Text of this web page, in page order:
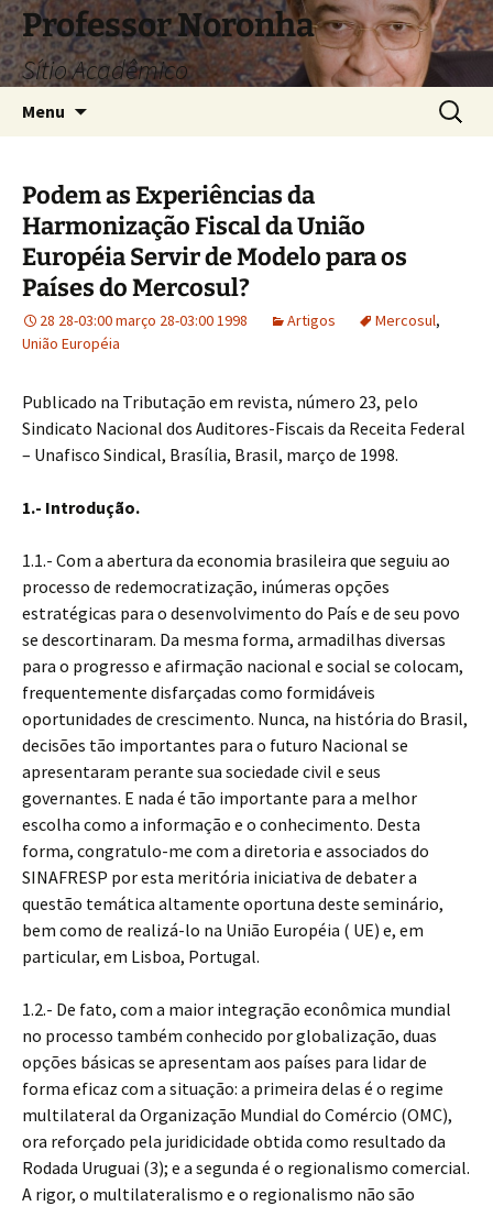
Pular
para
o
conteúdo
Professor Noronha
Sítio Acadêmico
Menu
por:
Podem as Experiências da
Harmonização Fiscal da União
Européia Servir de Modelo para os
Países do Mercosul?
28 28-03:00 março 28-03:00 1998 Artigos Mercosul,
União Européia
Publicado na Tributação em revista, número 23, pelo
Sindicato Nacional dos Auditores-Fiscais da Receita Federal
– Unafisco Sindical, Brasília, Brasil, março de 1998.
1.- Introdução.
1.1.- Com a abertura da economia brasileira que seguiu ao
processo de redemocratização, inúmeras opções
estratégicas para o desenvolvimento do País e de seu povo
se descortinaram. Da mesma forma, armadilhas diversas
para o progresso e afirmação nacional e social se colocam,
frequentemente disfarçadas como formidáveis
oportunidades de crescimento. Nunca, na história do Brasil,
decisões tão importantes para o futuro Nacional se
apresentaram perante sua sociedade civil e seus
governantes. E nada é tão importante para a melhor
escolha como a informação e o conhecimento. Desta
forma, congratulo-me com a diretoria e associados do
SINAFRESP por esta meritória iniciativa de debater a
questão temática altamente oportuna deste seminário,
bem como de realizá-lo na União Européia ( UE) e, em
particular, em Lisboa, Portugal.
1.2.- De fato, com a maior integração econômica mundial
no processo também conhecido por globalização, duas
opções básicas se apresentam aos países para lidar de
forma eficaz com a situação: a primeira delas é o regime
multilateral da Organização Mundial do Comércio (OMC),
ora reforçado pela juridicidade obtida como resultado da
Rodada Uruguai (3); e a segunda é o regionalismo comercial.
A rigor, o multilateralismo e o regionalismo não são